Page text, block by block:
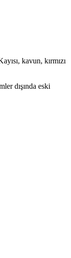
kavun, kırmızı
dışında eski